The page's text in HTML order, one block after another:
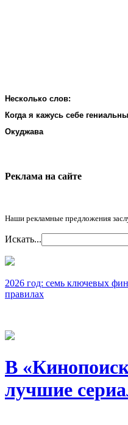
Несколько слов:
Когда я кажусь себе
Окуджава
Реклама на cайте
Наши рекламные предложения
Искать...
2026 год: семь ключевых
правилах
В
лучшие